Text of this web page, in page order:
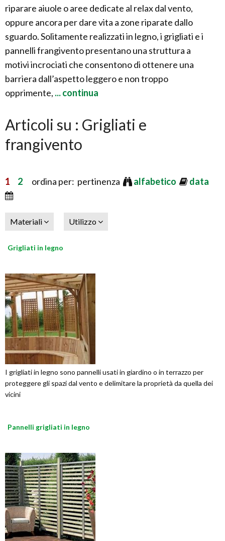
riparare aiuole o aree dedicate al relax dal vento,
oppure ancora per dare vita a zone riparate dallo
sguardo. Solitamente realizzati in legno, i grigliati e i
pannelli frangivento presentano una struttura a
motivi incrociati che consentono di ottenere una
barriera dall’aspetto leggero e non troppo
opprimente, ... continua
Articoli su : Grigliati e
frangivento
1 2 ordina per: pertinenza alfabetico data
Materiali Utilizzo
Grigliati in legno
I grigliati in legno sono pannelli usati in giardino o in terrazzo per
proteggere gli spazi dal vento e delimitare la proprietà da quella dei
vicini
Pannelli grigliati in legno